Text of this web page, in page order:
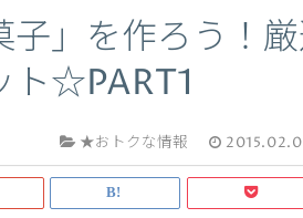
」を作ろう！厳
ト☆PART1
★おトクな情報